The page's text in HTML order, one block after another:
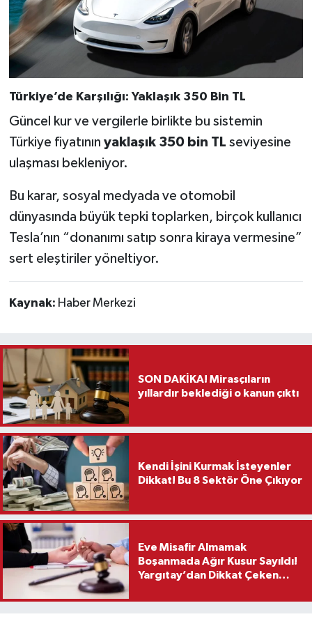
Türkiye’de Karşılığı: Yaklaşık 350 Bin TL
Güncel kur ve vergilerle birlikte bu sistemin
Türkiye fiyatının yaklaşık 350 bin TL seviyesine
ulaşması bekleniyor.
Bu karar, sosyal medyada ve otomobil
dünyasında büyük tepki toplarken, birçok kullanıcı
Tesla’nın “donanımı satıp sonra kiraya vermesine”
sert eleştiriler yöneltiyor.
Kaynak: Haber Merkezi
SON DAKİKA! Mirasçıların
yıllardır beklediği o kanun çıktı
Kendi İşini Kurmak İsteyenler
Dikkat! Bu 8 Sektör Öne Çıkıyor
Eve Misafir Almamak
Boşanmada Ağır Kusur Sayıldı!
Yargıtay’dan Dikkat Çeken